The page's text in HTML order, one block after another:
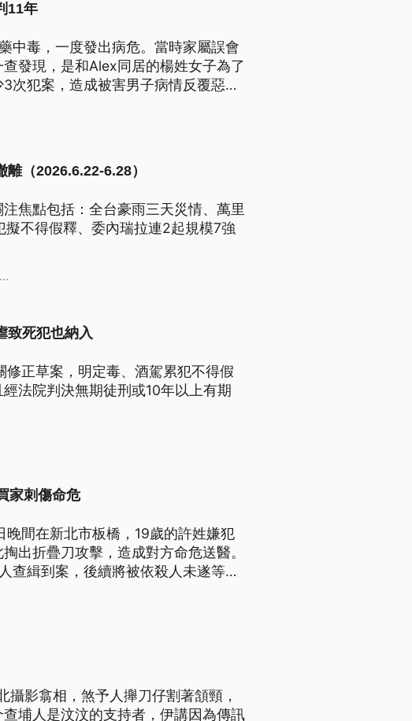
11年
中毒，一度發出病危。當時家屬誤會
發現，是和Alex同居的楊姓女子為了
次犯案，造成被害男子病情反覆惡
（2026.6.22-6.28）
焦點包括：全台豪雨三天災情、萬里
不得假釋、委內瑞拉連2起規模7強
...
致死犯也納入
正草案，明定毒、酒駕累犯不得假
法院判決無期徒刑或10年以上有期
家刺傷命危
間在新北市板橋，19歲的許姓嫌犯
出折疊刀攻擊，造成對方命危送醫。
查緝到案，後續將被依殺人未遂等罪
影翕相，煞予人攑刀仔割著頷頸，
埔人是汶汶的支持者，伊講因為傳訊